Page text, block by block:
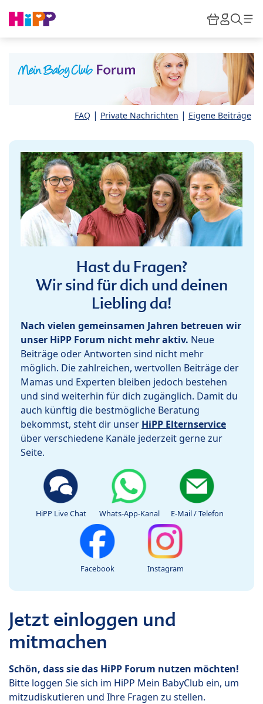
HiPP
FAQ | Private Nachrichten | Eigene Beiträge
Hast du Fragen?
Wir sind für dich und deinen
Liebling da!
Nach vielen gemeinsamen Jahren betreuen wir
unser HiPP Forum nicht mehr aktiv. Neue
Beiträge oder Antworten sind nicht mehr
möglich. Die zahlreichen, wertvollen Beiträge der
Mamas und Experten bleiben jedoch bestehen
und sind weiterhin für dich zugänglich. Damit du
auch künftig die bestmögliche Beratung
bekommst, steht dir unser HiPP Elternservice
über verschiedene Kanäle jederzeit gerne zur
Seite.
HiPP Live Chat Whats-App-Kanal E-Mail / Telefon
Facebook Instagram
Jetzt einloggen und
mitmachen
Schön, dass sie das HiPP Forum nutzen möchten!
Bitte loggen Sie sich im HiPP Mein BabyClub ein, um
mitzudiskutieren und Ihre Fragen zu stellen.